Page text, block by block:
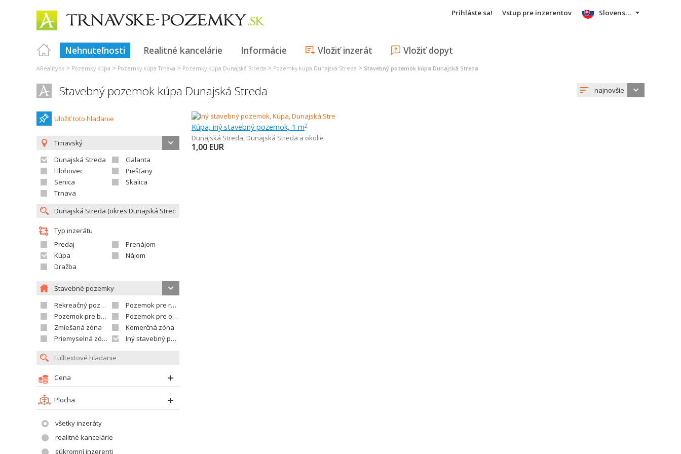
Prihláste sa! Vstup pre inzerentov
Nehnuteľnosti Realitné kancelárie Informácie Vložiť inzerát Vložiť dopyt
Slovensky
AReality.sk > Pozemky kúpa > Pozemky kúpa Trnava > Pozemky kúpa Dunajská Streda > Pozemky kúpa Dunajská Streda > Stavebný pozemok kúpa Dunajská Streda
Stavebný pozemok kúpa Dunajská Streda najnovšie
Uložiť toto hladanie
Trnavský
Dunajská Streda
Galanta
Hlohovec
Piešťany
Senica
Skalica
Trnava
Typ inzerátu
Predaj
Prenájom
Kúpa
Nájom
Dražba
Stavebné pozemky
Rekreačný pozemok
Pozemok pre rodinné domy
Pozemok pre bytovú výstavbu
Pozemok pre občian.vybavenosť
Zmiešaná zóna
Komerčná zóna
Priemyselná zóna
Iný stavebný pozemok
Cena
Plocha
všetky inzeráty
realitné kancelárie
súkromní inzerenti
Kúpa, iný stavebný pozemok, 1 m2
Dunajská Streda, Dunajská Streda a okolie
1,00 EUR